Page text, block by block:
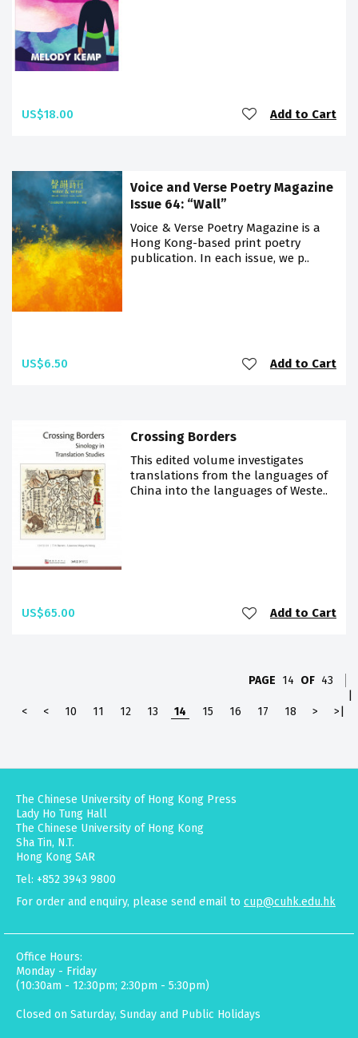
US$18.00 Add to Cart
Voice and Verse Poetry Magazine
Issue 64: “Wall”
Voice & Verse Poetry Magazine is a
Hong Kong-based print poetry
publication. In each issue, we p..
US$6.50 Add to Cart
Crossing Borders
This edited volume investigates
translations from the languages of
China into the languages of Weste..
US$65.00 Add to Cart
PAGE 14 OF 43
<
< 10 11 12 13 14 15 16 17 18 > >|
The Chinese University of Hong Kong Press
Lady Ho Tung Hall
The Chinese University of Hong Kong
Sha Tin, N.T.
Hong Kong SAR
Tel: +852 3943 9800
For order and enquiry, please send email to cup@cuhk.edu.hk
Office Hours:
Monday - Friday
(10:30am - 12:30pm; 2:30pm - 5:30pm)
Closed on Saturday, Sunday and Public Holidays